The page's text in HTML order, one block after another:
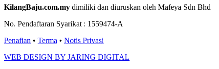
KilangBaju.com.my dimiliki dan diuruskan oleh Mafeya Sdn Bhd
No. Pendaftaran Syarikat : 1559474-A
Penafian • Terma • Notis Privasi
WEB DESIGN BY JARING DIGITAL